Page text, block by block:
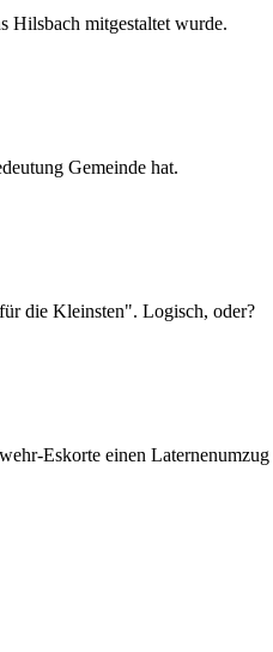
Hilsbach mitgestaltet wurde.
Gemeinde hat.
die Kleinsten". Logisch, oder?
Eskorte einen Laternenumzug